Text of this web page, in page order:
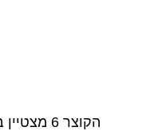
הקוצר